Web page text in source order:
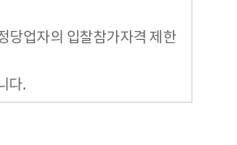
당업자의 입찰참가자격 제한
다.